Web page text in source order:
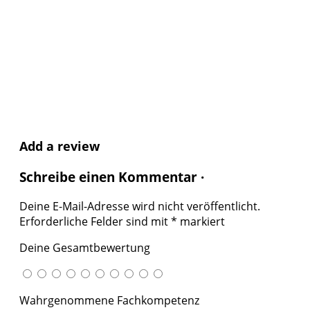
Add a review
Schreibe einen Kommentar ·
Deine E-Mail-Adresse wird nicht veröffentlicht.
Erforderliche Felder sind mit* markiert
Deine Gesamtbewertung
Wahrgenommene Fachkompetenz